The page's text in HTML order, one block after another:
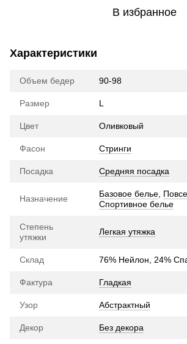
В избранное
Характеристики
Объем бедер 90-98
Размер L
Цвет Оливковый
Фасон Стринги
Посадка Средняя посадка
Назначение Базовое белье
Спортивное белье
Степень
утяжки
Легкая утяжка
Склад 76% Нейлон, 24%
Фактура Гладкая
Узор Абстрактный
Декор Без декора